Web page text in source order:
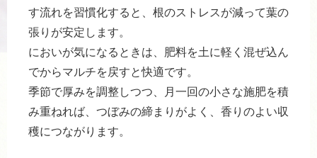
す流れを習慣化すると、根のストレスが減って葉の
張りが安定します。
においが気になるときは、肥料を土に軽く混ぜ込ん
でからマルチを戻すと快適です。
季節で厚みを調整しつつ、月一回の小さな施肥を積
み重ねれば、つぼみの締まりがよく、香りのよい収
穫につながります。